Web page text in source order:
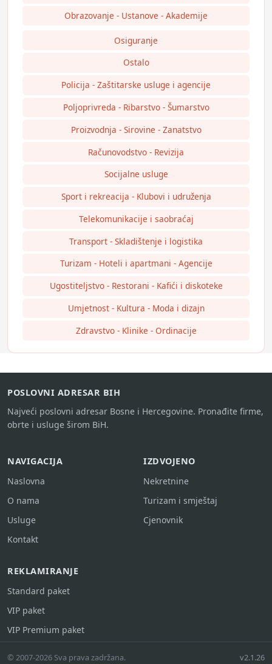
Obrazovanje - Ustanove - Akademije
Osiguranje
Ostalo
Policija - Zaštitarske usluge i agencije
Poljoprivreda - Ribarstvo - Šumarstvo
Proizvodnja - Sirovine - Zanatstvo
Računovodstvo - Revizija
Socijalne usluge
Sport i rekreacija - Klubovi i udruženja
Telekomunikacije i saobraćaj
Transport - Skladištenje i logistika
Turizam - Hoteli i apartmani - Agencije
Ugostiteljstvo - Restorani - Kafići i diskoteke
Umjetnost - Kultura - Moda i dizajn
Zdravstvo - Klinike - Ordinacije
POSLOVNI ADRESAR BIH
Najveći poslovni adresar Bosne i Hercegovine. Pronađite firme,
obrte i usluge širom BiH.
NAVIGACIJA
Naslovna
O nama
Usluge
Kontakt
IZDVOJENO
Nekretnine
Turizam i smještaj
Cjenovnik
REKLAMIRANJE
Standard paket
VIP paket
VIP Premium paket
© 2007-2026 Sva prava zadržana. v2.1.26